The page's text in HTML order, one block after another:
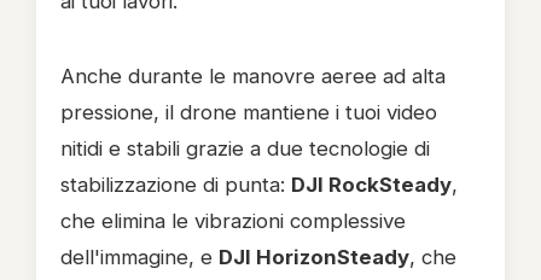
Anche durante le manovre aeree ad alta
pressione, il drone mantiene i tuoi video
nitidi e stabili grazie a due tecnologie di
stabilizzazione di punta: DJI RockSteady,
che elimina le vibrazioni complessive
dell'immagine, e DJI HorizonSteady, che